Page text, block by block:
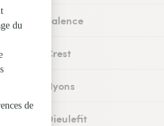
à Valence
à Crest
à Nyons
à Dieulefit